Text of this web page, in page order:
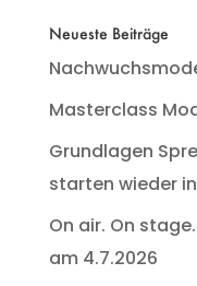
Neueste Beiträge
Masterclass
Grundlagen
starten wieder
On air. On
am 4.7.2026